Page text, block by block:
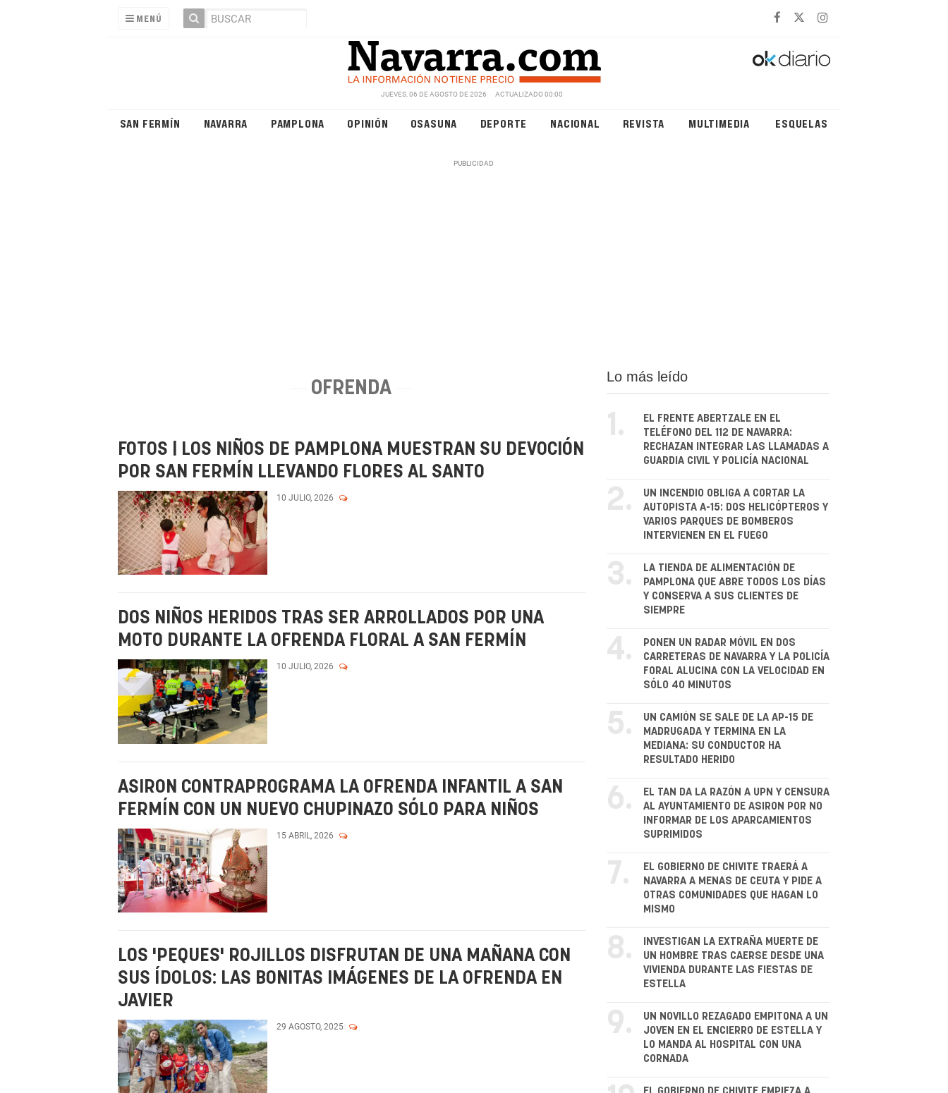
MENÚ
JUEVES, 06 DE AGOSTO DE 2026 ACTUALIZADO 00:00
SAN FERMÍN NAVARRA PAMPLONA OPINIÓN OSASUNA DEPORTE NACIONAL REVISTA MULTIMEDIA ESQUELAS
OFRENDA
FOTOS | LOS NIÑOS DE PAMPLONA MUESTRAN SU DEVOCIÓN
POR SAN FERMÍN LLEVANDO FLORES AL SANTO
10 JULIO, 2026
DOS NIÑOS HERIDOS TRAS SER ARROLLADOS POR UNA
MOTO DURANTE LA OFRENDA FLORAL A SAN FERMÍN
10 JULIO, 2026
ASIRON CONTRAPROGRAMA LA OFRENDA INFANTIL A SAN
FERMÍN CON UN NUEVO CHUPINAZO SÓLO PARA NIÑOS
15 ABRIL, 2026
LOS 'PEQUES' ROJILLOS DISFRUTAN DE UNA MAÑANA CON
SUS ÍDOLOS: LAS BONITAS IMÁGENES DE LA OFRENDA EN
JAVIER
29 AGOSTO, 2025
Lo más leído
1.
EL FRENTE ABERTZALE EN EL
TELÉFONO DEL 112 DE NAVARRA:
RECHAZAN INTEGRAR LAS LLAMADAS A
GUARDIA CIVIL Y POLICÍA NACIONAL
2.
UN INCENDIO OBLIGA A CORTAR LA
AUTOPISTA A-15: DOS HELICÓPTEROS Y
VARIOS PARQUES DE BOMBEROS
INTERVIENEN EN EL FUEGO
3.
LA TIENDA DE ALIMENTACIÓN DE
PAMPLONA QUE ABRE TODOS LOS DÍAS
Y CONSERVA A SUS CLIENTES DE
SIEMPRE
4.
PONEN UN RADAR MÓVIL EN DOS
CARRETERAS DE NAVARRA Y LA POLICÍA
FORAL ALUCINA CON LA VELOCIDAD EN
SÓLO 40 MINUTOS
5.
UN CAMIÓN SE SALE DE LA AP-15 DE
MADRUGADA Y TERMINA EN LA
MEDIANA: SU CONDUCTOR HA
RESULTADO HERIDO
6.
EL TAN DA LA RAZÓN A UPN Y CENSURA
AL AYUNTAMIENTO DE ASIRON POR NO
INFORMAR DE LOS APARCAMIENTOS
SUPRIMIDOS
7.
EL GOBIERNO DE CHIVITE TRAERÁ A
NAVARRA A MENAS DE CEUTA Y PIDE A
OTRAS COMUNIDADES QUE HAGAN LO
MISMO
8.
INVESTIGAN LA EXTRAÑA MUERTE DE
UN HOMBRE TRAS CAERSE DESDE UNA
VIVIENDA DURANTE LAS FIESTAS DE
ESTELLA
9.
UN NOVILLO REZAGADO EMPITONA A UN
JOVEN EN EL ENCIERRO DE ESTELLA Y
LO MANDA AL HOSPITAL CON UNA
CORNADA